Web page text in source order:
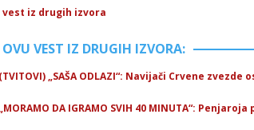
vest iz drugih izvora
VEST IZ DRUGIH IZVORA:
„SAŠA ODLAZI“: Navijači Crvene
DA IGRAMO SVIH 40 MINUTA“: